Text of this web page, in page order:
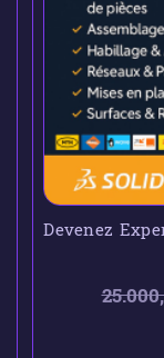
Devenez